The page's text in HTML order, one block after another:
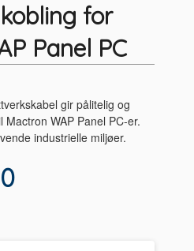
for
Panel PC
gir pålitelig og
WAP Panel PC-er.
industrielle miljøer.